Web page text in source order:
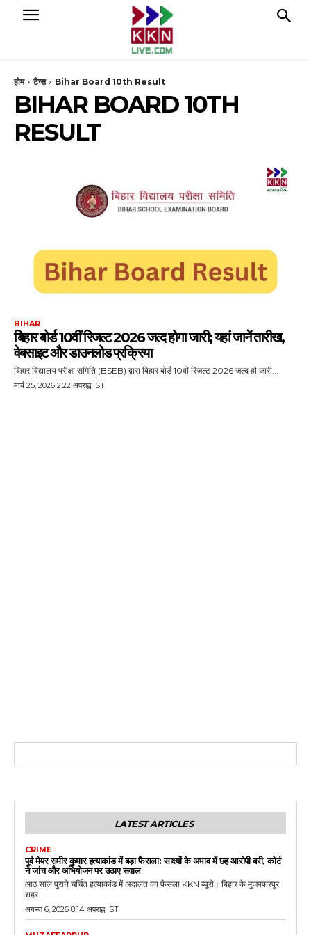
होम टैग्स Bihar Board 10th Result
BIHAR BOARD 10TH
RESULT
BIHAR
बिहार बोर्ड 10वीं रिजल्ट 2026 जल्द होगा जारी; यहां जानें तारीख,
वेबसाइट और डाउनलोड प्रक्रिया
बिहार विद्यालय परीक्षा समिति (BSEB) द्वारा बिहार बोर्ड 10वीं रिजल्ट 2026 जल्द ही जारी...
मार्च 25, 2026 2:22 अपराह्न IST
LATEST ARTICLES
CRIME
पूर्व मेयर समीर कुमार हत्याकांड में बड़ा फैसला: साक्ष्यों के अभाव में छह आरोपी बरी, कोर्ट
ने जांच और अभियोजन पर उठाए सवाल
आठ साल पुराने चर्चित हत्याकांड में अदालत का फैसला KKN ब्यूरो। बिहार के मुजफ्फरपुर
शहर...
अगस्त 6, 2026 8:14 अपराह्न IST